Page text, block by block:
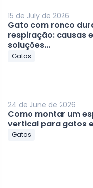
15 de July de 2026
Gato com ronco
respiração: causas e
soluções...
Gatos
24 de June de 2026
Como montar um
vertical para gatos
Gatos